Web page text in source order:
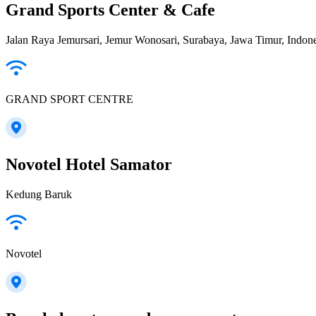
Grand Sports Center & Cafe
Jalan Raya Jemursari, Jemur Wonosari, Surabaya, Jawa Timur,
GRAND SPORT CENTRE
Novotel Hotel Samator
Kedung Baruk
Novotel